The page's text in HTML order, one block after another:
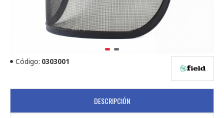
Código: 0303001
DESCRIPCIÓN